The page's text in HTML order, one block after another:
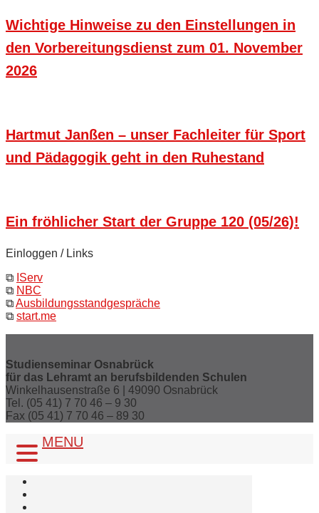
Wichtige Hinweise zu den Einstellungen in
den Vorbereitungsdienst zum 01. November
2026
Hartmut Janßen – unser Fachleiter für Sport
und Pädagogik geht in den Ruhestand
Ein fröhlicher Start der Gruppe 120 (05/26)!
Einloggen / Links
⧉ IServ
⧉ NBC
⧉Ausbildungsstandgespräche
⧉ start.me
Studienseminar Osnabrück
für das Lehramt an berufsbildenden Schulen
Winkelhausenstraße 6 | 49090 Osnabrück
Tel. (05 41) 7 70 46 – 9 30
Fax (05 41) 7 70 46 – 89 30
MENU